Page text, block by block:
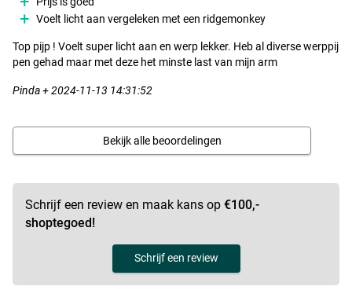
Voelt licht aan vergeleken met een ridgemonkey
Top pijp ! Voelt super licht aan en werp lekker. Heb al diverse werppij
pen gehad maar met deze het minste last van mijn arm
Pinda + 2024-11-13 14:31:52
Bekijk alle beoordelingen
Schrijf een review en maak kans op €100,-
shoptegoed!
Schrijf een review